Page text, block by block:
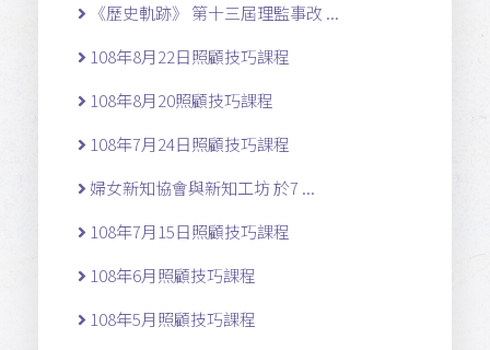
《歷史軌跡》 第十三屆理監事改 ...
108年8月22日照顧技巧課程
108年8月20照顧技巧課程
108年7月24日照顧技巧課程
婦女新知協會與新知工坊 於7 ...
108年7月15日照顧技巧課程
108年6月照顧技巧課程
108年5月照顧技巧課程